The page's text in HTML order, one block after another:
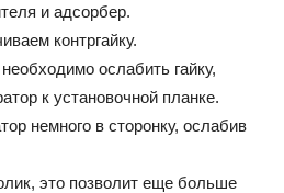
и адсорбер.
контргайку.
ослабить гайку,
к установочной планке.
немного в сторонку, ослабив
это позволит еще больше